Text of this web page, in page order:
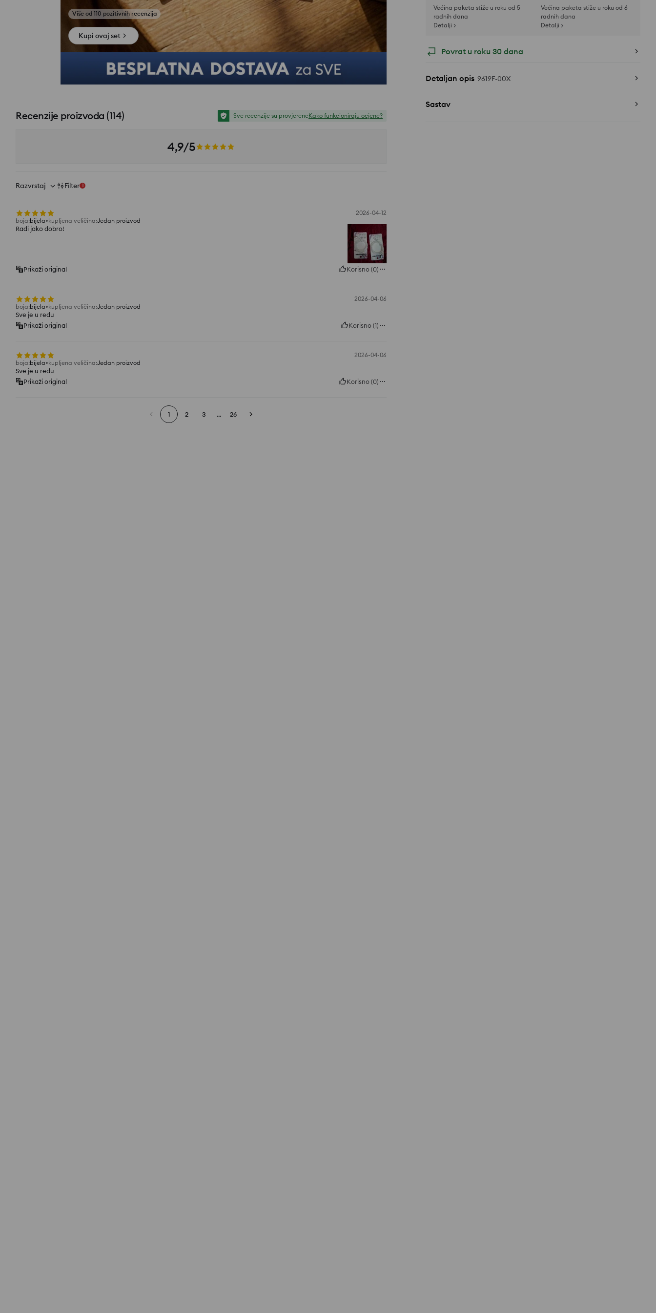
Većina paketa stiže u roku od 5
radnih dana
Detalji >
Većina paketa stiže u roku od 6
radnih dana
Detalji >
Povrat u roku 30 dana
Detaljan opis 9619F-00X
Sastav
Pogledajte fotografije iz recenzija
Kupi ovaj set
Recenzije proizvoda (114) Sve recenzije su provjereneKako funkcioniraju ocjene?
4,9/5
Razvrstaj Filter 1
2026-04-12
boja:bijela kupljena veličina:Jedan proizvod
Radi jako dobro!
Prikaži original Korisno(0)
2026-04-06
boja:bijela kupljena veličina:Jedan proizvod
Sve je u redu
Prikaži original
Korisno(1)
2026-04-06
boja:bijela kupljena veličina:Jedan proizvod
Sve je u redu
Prikaži original
Korisno(0)
1 2 3 ... 26